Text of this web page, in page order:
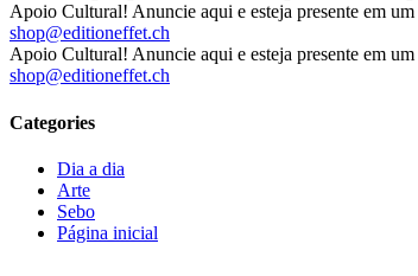
Apoio Cultural! Anuncie aqui e esteja presente em
shop@editioneffet.ch
Apoio Cultural! Anuncie aqui e esteja presente em
shop@editioneffet.ch
Categories
Dia a dia
Arte
Sebo
Página inicial